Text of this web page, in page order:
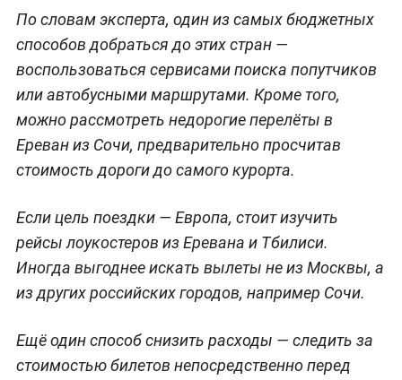
По словам эксперта, один из самых бюджетных
способов добраться до этих стран —
воспользоваться сервисами поиска попутчиков
или автобусными маршрутами. Кроме того,
можно рассмотреть недорогие перелёты в
Ереван из Сочи, предварительно просчитав
стоимость дороги до самого курорта.
Если цель поездки — Европа, стоит изучить
рейсы лоукостеров из Еревана и Тбилиси.
Иногда выгоднее искать вылеты не из Москвы, а
из других российских городов, например Сочи.
Ещё один способ снизить расходы — следить за
стоимостью билетов непосредственно перед